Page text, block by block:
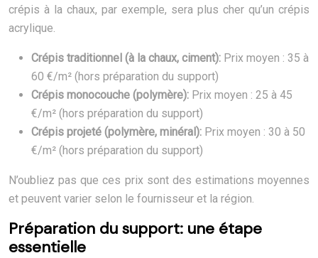
crépis à la chaux, par exemple, sera plus cher qu’un crépis
acrylique.
Crépis traditionnel (à la chaux, ciment): Prix moyen : 35 à
60 €/m² (hors préparation du support)
Crépis monocouche (polymère): Prix moyen : 25 à 45
€/m² (hors préparation du support)
Crépis projeté (polymère, minéral): Prix moyen : 30 à 50
€/m² (hors préparation du support)
N’oubliez pas que ces prix sont des estimations moyennes
et peuvent varier selon le fournisseur et la région.
Préparation du support: une étape
essentielle